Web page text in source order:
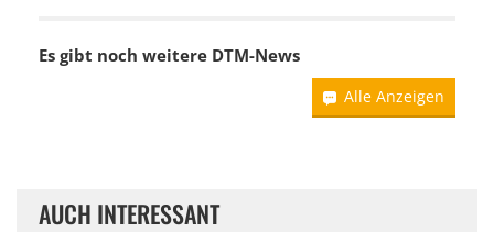
Es gibt noch weitere DTM-News
Alle Anzeigen
AUCH INTERESSANT